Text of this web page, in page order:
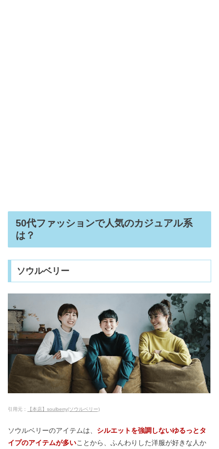
50代ファッションで人気のカジュアル系
は？
ソウルベリー
引用元： 【本店】soulberry(ソウルベリー)
ソウルベリーのアイテムは、 シルエットを強調しないゆるっとタ
イプのアイテムが多いことから、ふんわりした洋服が好きな人か